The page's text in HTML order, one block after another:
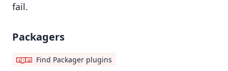
fail.
Packagers
Find Packager plugins